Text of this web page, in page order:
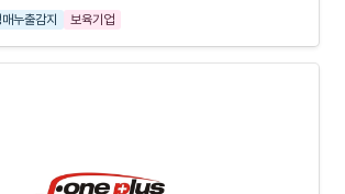
매누출감지 보육기업